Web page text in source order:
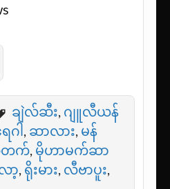
ချဲလ်ဆီး, ဂျူလီယန်
ဂါ , ဆာလား, မန်
တက်, မိုဟာမက်ဆာ
ာ့, ရိုးမား, လီဗာပူး,